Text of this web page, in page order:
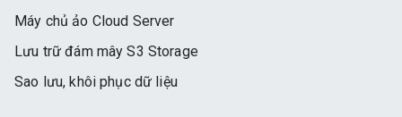
Máy chủ ảo Cloud Server
Lưu trữ đám mây S3 Storage
Sao lưu, khôi phục dữ liệu